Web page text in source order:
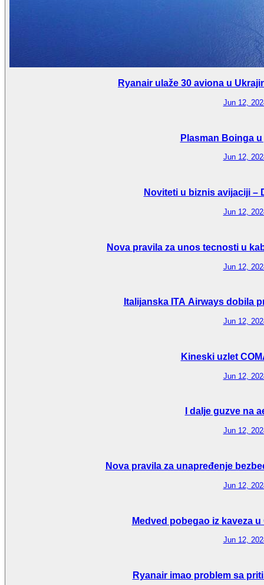
Ryanair ulaže 30 aviona u
Jun 12,
Plasman Boinga
Jun 12,
Noviteti u biznis avijaciji –
Jun 12,
Nova pravila za unos tecnosti u
Jun 12,
Italijanska ITA Airways dobila
Jun 12,
Kineski uzlet
Jun 12,
I dalje guzve na
Jun 12,
Nova pravila za unapređenje
Jun 12,
Medved pobegao iz kaveza
Jun 12,
Ryanair imao problem sa